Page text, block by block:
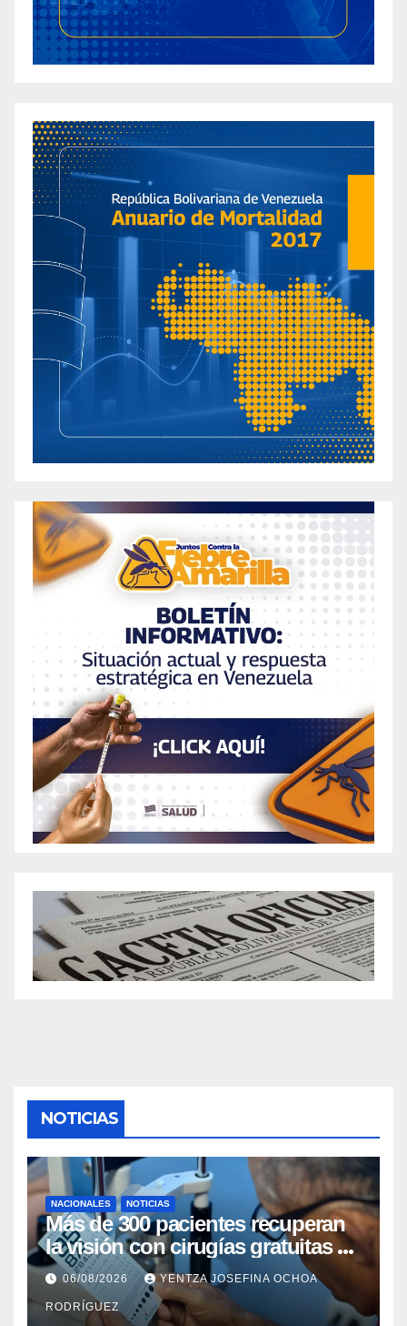
NOTICIAS
NACIONALES NOTICIAS
Más de 300 pacientes recuperan
la visión con cirugías gratuitas de
cataratas en Zulia
06/08/2026 YENTZA JOSEFINA OCHOA
RODRÍGUEZ